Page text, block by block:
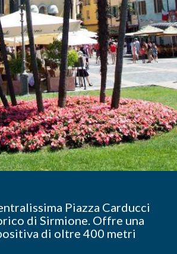
Piazza Carducci
di Sirmione. Offre una
di oltre 400 metri